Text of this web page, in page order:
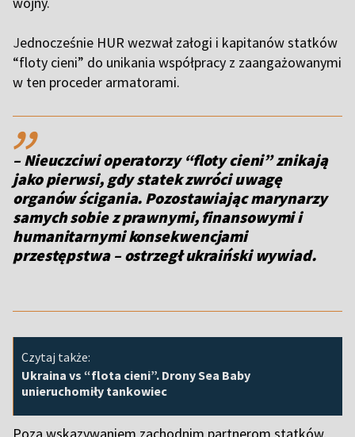
Jednocześnie HUR wezwał załogi i kapitanów statków
“floty cieni” do unikania współpracy z zaangażowanymi
w ten proceder armatorami.
,,
– Nieuczciwi operatorzy “floty cieni” znikają
jako pierwsi, gdy statek zwróci uwagę
organów ścigania. Pozostawiając marynarzy
samych sobie z prawnymi, finansowymi i
humanitarnymi konsekwencjami
przestępstwa – ostrzegł ukraiński wywiad.
Czytaj także:
Ukraina vs “flota cieni”. Drony Sea Baby
unieruchomiły tankowiec